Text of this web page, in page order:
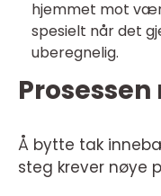
hjemmet mot
spesielt når det
uberegnelig.
Å bytte tak
steg krever nøye